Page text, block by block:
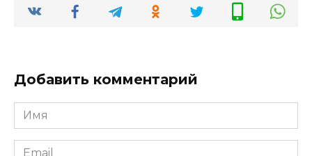
Добавить комментарий
Имя
*
Email